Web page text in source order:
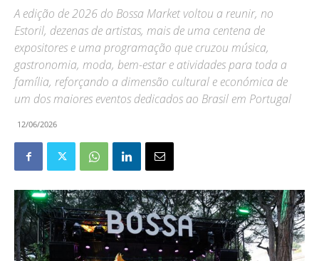
A edição de 2026 do Bossa Market voltou a reunir, no
Estoril, dezenas de artistas, mais de uma centena de
expositores e uma programação que cruzou música,
gastronomia, moda, bem-estar e atividades para toda a
família, reforçando a dimensão cultural e económica de
um dos maiores eventos dedicados ao Brasil em Portugal
12/06/2026